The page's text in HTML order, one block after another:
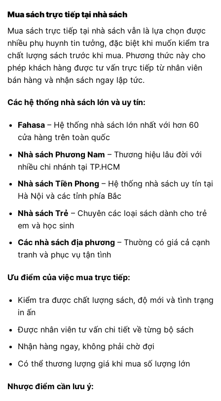
Mua sách trực tiếp tại nhà sách
Mua sách trực tiếp tại nhà sách vẫn là lựa chọn được
nhiều phụ huynh tin tưởng, đặc biệt khi muốn kiểm tra
chất lượng sách trước khi mua. Phương thức này cho
phép khách hàng được tư vấn trực tiếp từ nhân viên
bán hàng và nhận sách ngay lập tức.
Các hệ thống nhà sách lớn và uy tín:
Fahasa– Hệ thống nhà sách lớn nhất với hơn 60
cửa hàng trên toàn quốc
Nhà sách Phương Nam – Thương hiệu lâu đời với
nhiều chi nhánh tại TP.HCM
Nhà sách Tiền Phong– Hệ thống nhà sách uy tín tại
Hà Nội và các tỉnh phía Bắc
Nhà sách Trẻ – Chuyên các loại sách dành cho trẻ
em và học sinh
Các nhà sách địa phương– Thường có giá cả cạnh
tranh và phục vụ tận tình
Ưu điểm của việc mua trực tiếp:
Kiểm tra được chất lượng sách, độ mới và tình trạng
in ấn
Được nhân viên tư vấn chi tiết về từng bộ sách
Nhận hàng ngay, không phải chờ đợi
Có thể thương lượng giá khi mua số lượng lớn
Nhược điểm cần lưu ý: